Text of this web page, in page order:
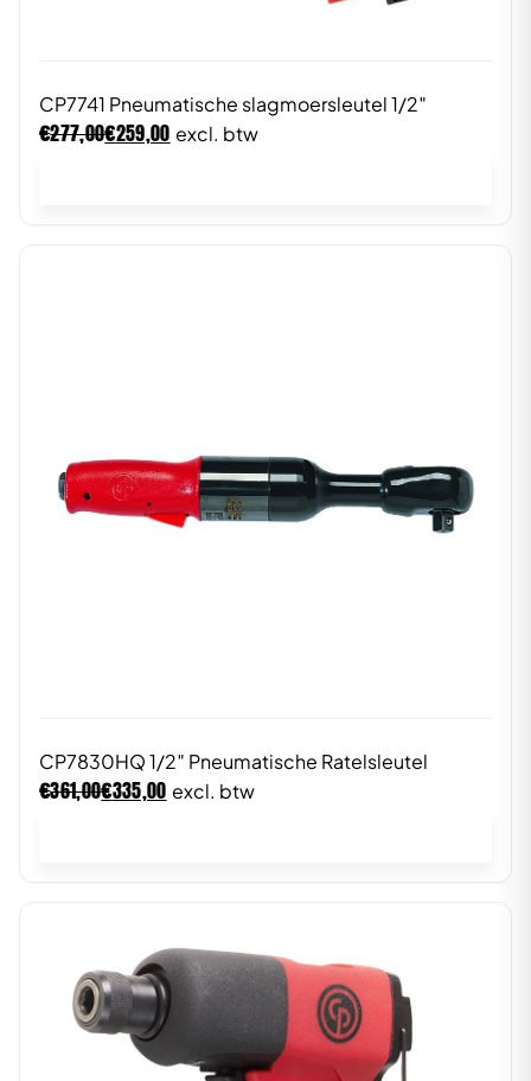
CP7741 Pneumatische slagmoersleutel 1/2″
€277,00€259,00 excl. btw
CP7830HQ 1/2″ Pneumatische Ratelsleutel
€361,00€335,00 excl. btw